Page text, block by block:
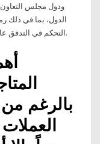
ودول مجلس التعاون
الدول، بما في ذلك
التحكم في التدفق عادة مع سهم وأظهرت تدفق كائن مع سهم متقطع.
بالرغم